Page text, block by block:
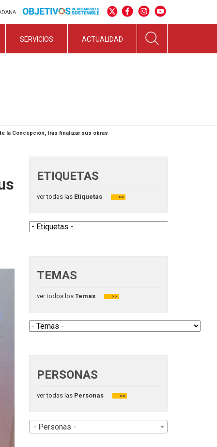
SERVICIOS ACTUALIDAD
la Concepción, tras finalizar sus obras
ETIQUETAS
ver todas las Etiquetas >>
TEMAS
ver todos los Temas >>
PERSONAS
ver todas las Personas >>
- Personas -